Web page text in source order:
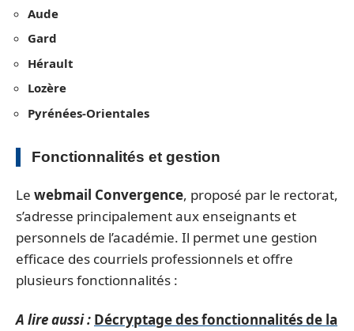
Aude
Gard
Hérault
Lozère
Pyrénées-Orientales
Fonctionnalités et gestion
Le webmail Convergence, proposé par le rectorat,
s’adresse principalement aux enseignants et
personnels de l’académie. Il permet une gestion
efficace des courriels professionnels et offre
plusieurs fonctionnalités :
A lire aussi : Décryptage des fonctionnalités de la